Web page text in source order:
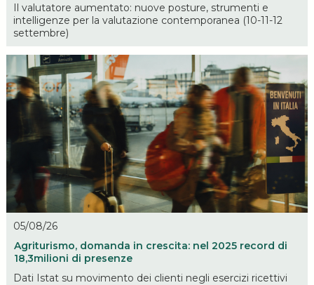
Il valutatore aumentato: nuove posture, strumenti e
intelligenze per la valutazione contemporanea (10-11-12
settembre)
05/08/26
Agriturismo, domanda in crescita: nel 2025 record di
18,3milioni di presenze
Dati Istat su movimento dei clienti negli esercizi ricettivi